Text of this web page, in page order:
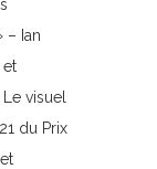
– Ian
et
visuel
du Prix